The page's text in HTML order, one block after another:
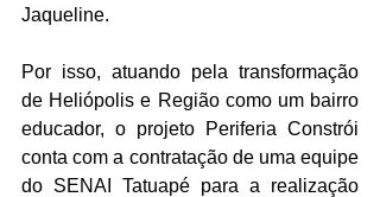
Jaqueline.
Por isso, atuando pela transformação
de Heliópolis e Região como um bairro
educador, o projeto Periferia Constrói
conta com a contratação de uma equipe
do SENAI Tatuapé para a realização